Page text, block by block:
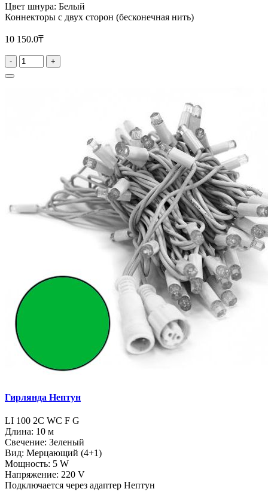
Цвет шнура: Белый
Коннекторы с двух сторон (бесконечная нить)
10 150.0₸
- +
Гирлянда Нептун
LI 100 2C WC F G
Длина: 10 м
Свечение: Зеленый
Вид: Мерцающий (4+1)
Мощность: 5 W
Напряжение: 220 V
Подключается через адаптер Нептун